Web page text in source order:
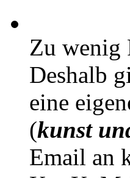
Zu wenig
Deshalb
eine
(kunst
Email an